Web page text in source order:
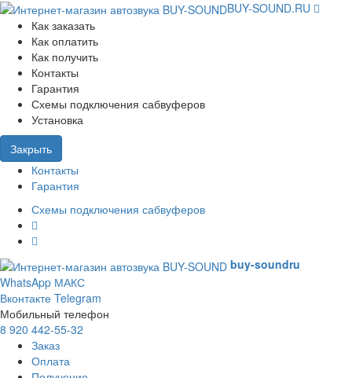
BUY-SOUND.RU
Как заказать
Как оплатить
Как получить
Контакты
Гарантия
Схемы подключения сабвуферов
Установка
Закрыть
Контакты
Гарантия
Схемы подключения сабвуферов
buy-soundru
WhatsApp МАКС
Вконтакте Telegram
Мобильный телефон
8 920 442-55-32
Заказ
Оплата